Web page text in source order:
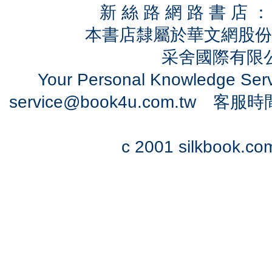
新 絲 路 網 路 書 店
本書店隸屬於華文網股
采舍國際有
Your Personal Knowledge
service@book4u.com.tw客服時
c 2001